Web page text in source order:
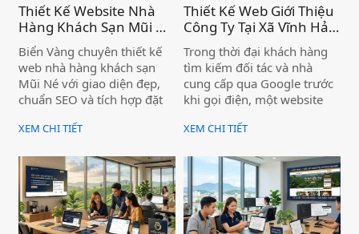
Thiết Kế Website Nhà
Hàng Khách Sạn Mũi Né
– Chuyên Nghiệp, Chức
Năng Đặt Phòng Trực
Tuyến Tiện Ích )
Biển Vàng chuyên thiết kế
web nhà hàng khách sạn
Mũi Né với giao diện đẹp,
chuẩn SEO và tích hợp đặt
sở của bạn tiếp cận khách
Google.
XEM CHI TIẾT
Thiết Kế Web Giới Thiệu
Công Ty Tại Xã Vĩnh Hảo
– Nâng Tầm Thương
Hiệu Doanh Nghiệp )
Trong thời đại khách hàng
tìm kiếm đối tác và nhà
cung cấp qua Google trước
khi gọi điện, một website
nghiệp không còn là "có thì
doanh nghiệp được tin
tưởng và lựa chọn. Nếu bạn
đang kinh doanh tại xã Vĩnh
Hảo mà chưa có website,
hoặc website cũ đã lỗi thời,
XEM CHI TIẾT